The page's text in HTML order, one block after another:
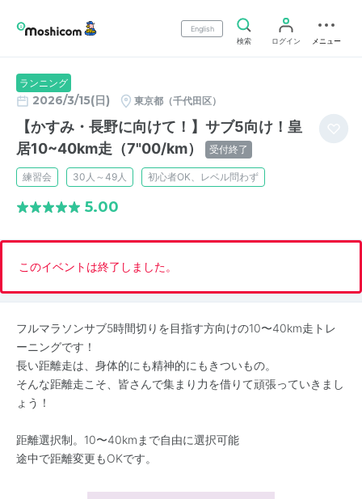
English
検索
ログイン メニュー
ランニング
2026/3/15(日) 東京都（千代田区）
【かすみ・長野に向けて！】サブ5向け！皇
居10~40km走（7"00/km）
受付終了
練習会 30人～49人 初心者OK、レベル問わず
5.00
このイベントは終了しました。
フルマラソンサブ5時間切りを目指す方向けの10〜40km走トレ
ーニングです！
長い距離走は、身体的にも精神的にもきついもの。
そんな距離走こそ、皆さんで集まり力を借りて頑張っていきまし
ょう！
距離選択制。10〜40kmまで自由に選択可能
途中で距離変更もOKです。